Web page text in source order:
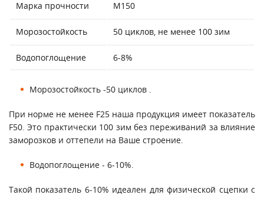
Марка прочности М150
Морозостойкость 50 циклов, не менее 100 зим
Водопоглощение 6-8%
Морозостойкость -50 циклов .
При норме не менее F25 наша продукция имеет показатель
F50. Это практически 100 зим без переживаний за влияние
заморозков и оттепели на Ваше строение.
Водопоглощение - 6-10%.
Такой показатель 6-10% идеален для физической сцепки с